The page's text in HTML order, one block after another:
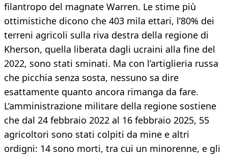
filantropo del magnate Warren. Le stime più
ottimistiche dicono che 403 mila ettari, l’80% dei
terreni agricoli sulla riva destra della regione di
Kherson, quella liberata dagli ucraini alla fine del
2022, sono stati sminati. Ma con l’artiglieria russa
che picchia senza sosta, nessuno sa dire
esattamente quanto ancora rimanga da fare.
L’amministrazione militare della regione sostiene
che dal 24 febbraio 2022 al 16 febbraio 2025, 55
agricoltori sono stati colpiti da mine e altri
ordigni: 14 sono morti, tra cui un minorenne, e gli